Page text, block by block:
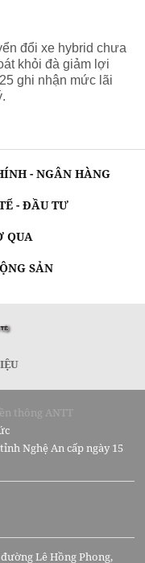
đổi xe hybrid chưa
khỏi đà giảm lợi
ghi nhận mức lãi
- NGÂN HÀNG
- ĐẦU TƯ
QUA
SẢN
thông ANTT
Nghệ An cấp ngày 15
Lê Hồng Phong,